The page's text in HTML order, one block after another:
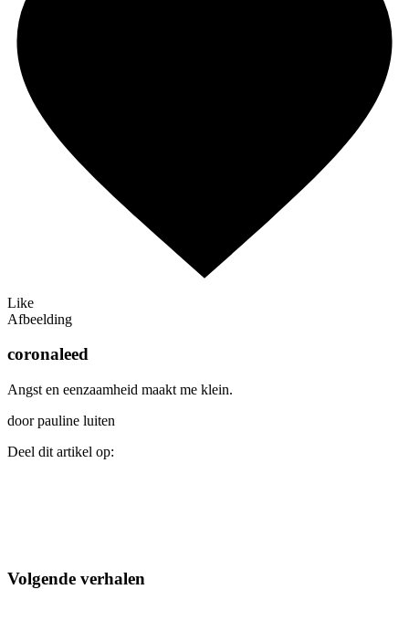
Like
Afbeelding
coronaleed
Angst en eenzaamheid maakt me klein.
door pauline luiten
Deel dit artikel op:
Volgende verhalen